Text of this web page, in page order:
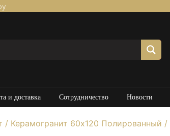
и доставка Сотрудничество Новости
/ Керамогранит 60х120 Полированный /